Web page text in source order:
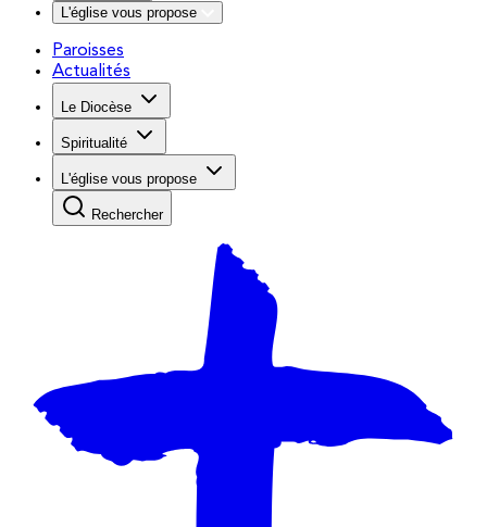
L'église vous propose
Paroisses
Actualités
Le Diocèse
Spiritualité
L'église vous propose
Rechercher